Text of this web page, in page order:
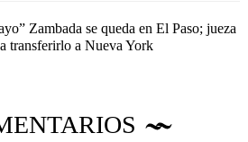
Zambada se queda en El Paso; jueza
transferirlo a Nueva York